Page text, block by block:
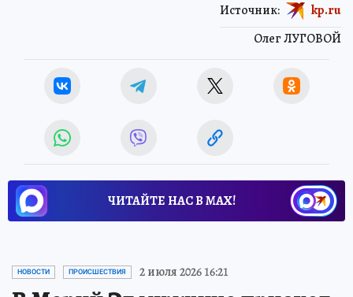
Олег ЛУГОВОЙ
Источник: kp.ru
ЧИТАЙТЕ НАС В МАХ!
НОВОСТИ ПРОИСШЕСТВИЯ 2 июля 2026 16:21